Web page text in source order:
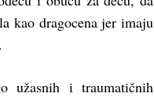
kao dragocena jer imaju
užasnih i traumatičnih